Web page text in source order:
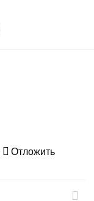
Отложить